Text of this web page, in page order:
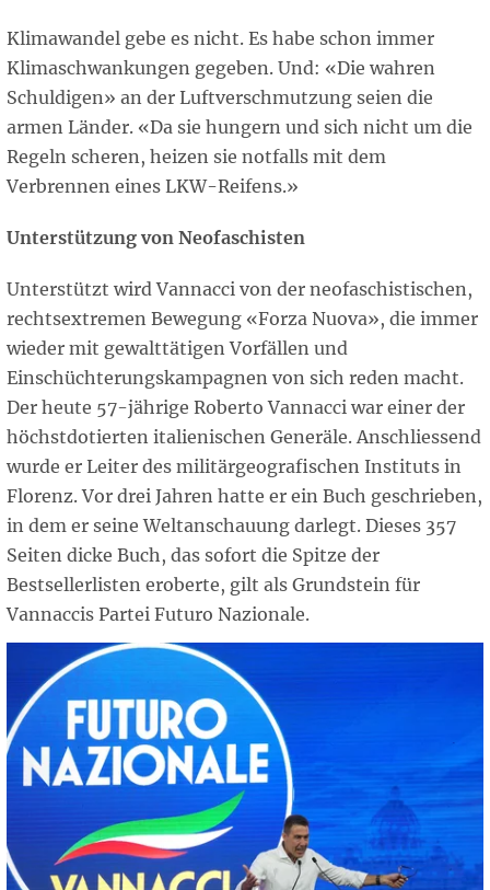
Klimawandel gebe es nicht. Es habe schon immer
Klimaschwankungen gegeben. Und: «Die wahren
Schuldigen» an der Luftverschmutzung seien die
armen Länder. «Da sie hungern und sich nicht um die
Regeln scheren, heizen sie notfalls mit dem
Verbrennen eines LKW-Reifens.»
Unterstützung von Neofaschisten
Unterstützt wird Vannacci von der neofaschistischen,
rechtsextremen Bewegung «Forza Nuova», die immer
wieder mit gewalttätigen Vorfällen und
Einschüchterungskampagnen von sich reden macht.
Der heute 57-jährige Roberto Vannacci war einer der
höchstdotierten italienischen Generäle. Anschliessend
wurde er Leiter des militärgeografischen Instituts in
Florenz. Vor drei Jahren hatte er ein Buch geschrieben,
in dem er seine Weltanschauung darlegt. Dieses 357
Seiten dicke Buch, das sofort die Spitze der
Bestsellerlisten eroberte, gilt als Grundstein für
Vannaccis Partei Futuro Nazionale.